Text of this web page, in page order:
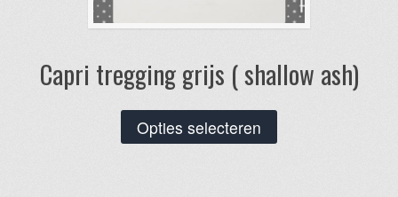
Capri tregging grijs ( shallow ash)
Opties selecteren
product